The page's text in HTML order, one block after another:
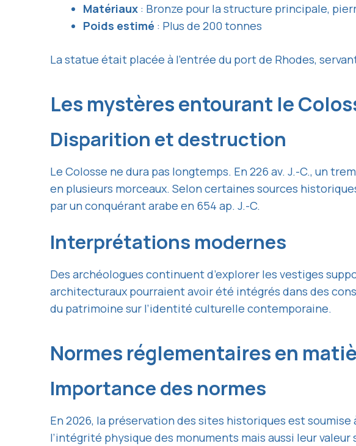
Matériaux : Bronze pour la structure principale,
Poids estimé : Plus de 200 tonnes
La statue était placée à l’entrée du port de Rhodes,
Les mystères entourant le
Disparition et destruction
Le Colosse ne dura pas longtemps. En 226 av. J.-C., un
en plusieurs morceaux. Selon certaines sources
par un conquérant arabe en 654 ap. J.-C.
Interprétations modernes
Des archéologues continuent d’explorer les vestiges
architecturaux pourraient avoir été intégrés dans des
du patrimoine sur l’identité culturelle contemporaine.
Normes réglementaires en
Importance des normes
En 2026, la préservation des sites historiques est
l’intégrité physique des monuments mais aussi leur valeur